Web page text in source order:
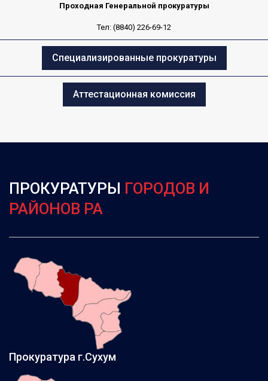
Проходная Генеральной прокуратуры
Тел: (8840) 226-69-12
Специализированные прокуратуры
Аттестационная комиссия
ПРОКУРАТУРЫ ГОРОДОВ И
РАЙОНОВ РА
Прокуратура г.Сухум